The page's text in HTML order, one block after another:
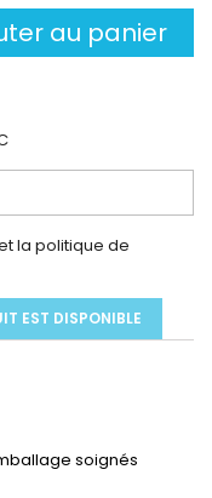
au panier
la politique de
EST DISPONIBLE
soignés